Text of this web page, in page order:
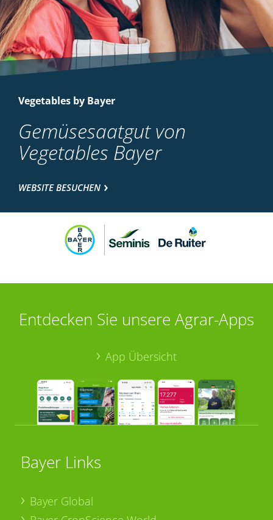
Vegetables by Bayer
Gemüsesaatgut von
Vegetables Bayer
WEBSITE BESUCHEN
Entdecken Sie unsere Agrar-Apps
App Übersicht
Bayer Links
Bayer Global